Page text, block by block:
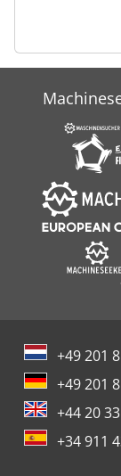
Zaag Spleet
Zaagmachine
+49 201
+49 201
+44 20
+34 911